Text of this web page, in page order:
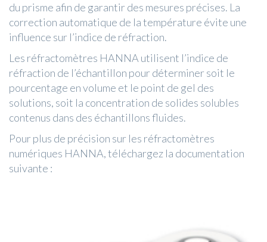
du prisme afin de garantir des mesures précises. La
correction automatique de la température évite une
influence sur l’indice de réfraction.
Les réfractomètres HANNA utilisent l’indice de
réfraction de l’échantillon pour déterminer soit le
pourcentage en volume et le point de gel des
solutions, soit la concentration de solides solubles
contenus dans des échantillons fluides.
Pour plus de précision sur les réfractomètres
numériques HANNA, téléchargez la documentation
suivante :